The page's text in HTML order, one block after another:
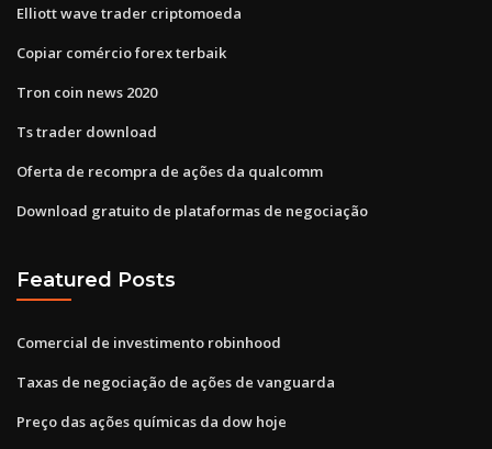
Elliott wave trader criptomoeda
Copiar comércio forex terbaik
Tron coin news 2020
Ts trader download
Oferta de recompra de ações da qualcomm
Download gratuito de plataformas de negociação
Featured Posts
Comercial de investimento robinhood
Taxas de negociação de ações de vanguarda
Preço das ações químicas da dow hoje